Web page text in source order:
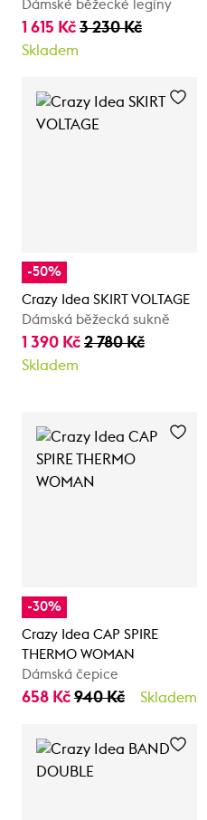
Dámské běžecké legíny
1 615 Kč 3 230 Kč
Skladem
-50%
Crazy Idea SKIRT VOLTAGE
Dámská běžecká sukně
1 390 Kč 2 780 Kč
Skladem
-30%
Crazy Idea CAP SPIRE
THERMO WOMAN
Dámská čepice
658 Kč 940 Kč Skladem